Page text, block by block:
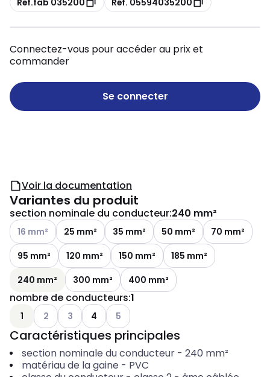
Connectez-vous pour accéder au prix et
commander
Se connecter
Voir la documentation
Variantes du produit
section nominale du conducteur:240 mm²
Voir les options disponibles
16 mm² 25 mm² 35 mm² 50 mm²
70 mm²
95 mm²
120 mm² 150 mm²
185 mm²
240 mm²
300 mm² 400 mm²
nombre de conducteurs:1
1 Voir les options disponibles
2 Voir les options disponibles
3 4 Voir les options disponibles
5
Caractéristiques principales
section nominale du conducteur- 240 mm²
matériau de la gaine - PVC